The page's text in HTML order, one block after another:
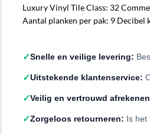
Luxury Vinyl Tile Class: 32
Aantal planken per pak: 9 Decibel
✓Snelle en veilige levering:
✓Uitstekende klantenservice:
✓Veilig en vertrouwd
✓Zorgeloos retourneren: Is het